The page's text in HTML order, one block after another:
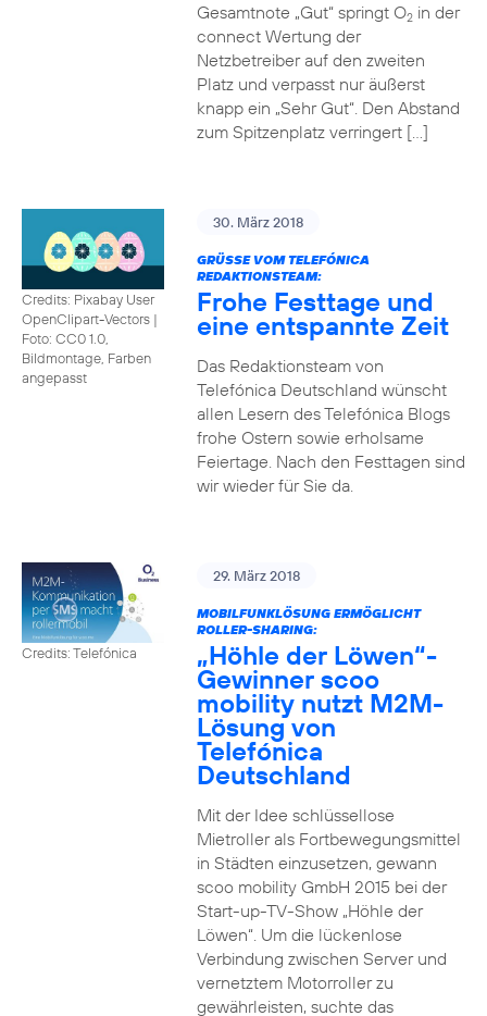
Gesamtnote „Gut“ springt O2in der
connect Wertung der
Netzbetreiber auf den zweiten
Platz und verpasst nur äußerst
knapp ein „Sehr Gut“. Den Abstand
zum Spitzenplatz verringert […]
Credits: Pixabay User
OpenClipart-Vectors |
Foto: CC0 1.0,
Bildmontage, Farben
angepasst
30. März 2018
GRÜSSE VOM TELEFÓNICA R
EDAKTIONSTEAM:
Frohe Festtage und
eine entspannte Zeit
Das Redaktionsteam von
Telefónica Deutschland wünscht
allen Lesern des Telefónica Blogs
frohe Ostern sowie erholsame
Feiertage. Nach den Festtagen sind
wir wieder für Sie da.
Credits: Telefónica
29. März 2018
MOBILFUNKLÖSUNG ERMÖGLICHT
ROLLER-SHARING:
„Höhle der Löwen“-
Gewinner scoo
mobility nutzt M2M-
Lösung von
Telefónica
Deutschland
Mit der Idee schlüssellose
Mietroller als Fortbewegungsmittel
in Städten einzusetzen, gewann
scoo mobility GmbH 2015 bei der
Start-up-TV-Show „Höhle der
Löwen“. Um die lückenlose
Verbindung zwischen Server und
vernetztem Motorroller zu
gewährleisten, suchte das